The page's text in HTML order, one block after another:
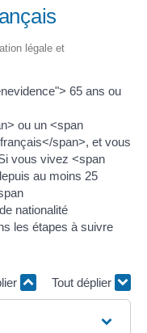
légale et
65 ans ou
ou un <span
span>, et vous
vous vivez <span
au moins 25
nationalité
les étapes à suivre
Tout déplier